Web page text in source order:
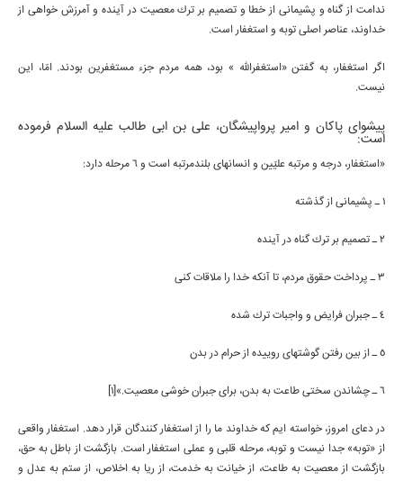
ندامت از گناه و پشيمانى از خطا و تصميم بر ترك معصيت در آينده و آمرزش خواهى از
خداوند، عناصر اصلى توبه و استغفار است.
اگر استغفار، به گفتن «استغفراللّه » بود، همه مردم جزء مستغفرين بودند. امّا، اين
نيست.
پيشواى پاكان و امير پرواپيشگان، على بن ابى طالب عليه السلام فرموده
است:
«استغفار، درجه و مرتبه عليّين و انسانهاى بلندمرتبه است و 6 مرحله دارد:
1 ـ پشيمانى از گذشته
2 ـ تصميم بر ترك گناه در آينده
3 ـ پرداخت حقوق مردم، تا آنكه خدا را ملاقات كنى
4 ـ جبران فرايض و واجبات ترك شده
5 ـ از بين رفتن گوشتهاى روييده از حرام در بدن
6 ـ چشاندن سختى طاعت به بدن، براى جبران خوشى معصيت.»[1]
در دعاى امروز، خواسته ايم كه خداوند ما را از استغفار كنندگان قرار دهد. استغفار واقعى
از «توبه» جدا نيست و توبه، مرحله قلبى و عملى استغفار است. بازگشت از باطل به حق،
بازگشت از معصيت به طاعت، از خيانت به خدمت، از ريا به اخلاص، از ستم به عدل و